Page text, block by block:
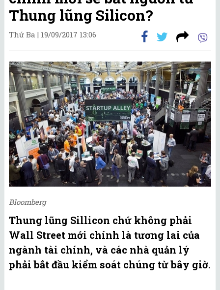
Thung lũng Silicon?
Thứ Ba | 19/09/2017 13:06
Bloomberg
Thung lũng Sillicon chứ không phải
Wall Street mới chính là tương lai của
ngành tài chính, và các nhà quản lý
phải bắt đầu kiểm soát chúng từ bây giờ.